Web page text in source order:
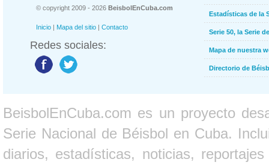
© copyright 2009 - 2026 BeisbolEnCuba.com
Inicio | Mapa del sitio | Contacto
Redes sociales:
Estadísticas de la
Serie 50, la Serie
Mapa de nuestra
Directorio de
BeisbolEnCuba.com es un proyecto
Serie Nacional de Béisbol en Cuba.
diarios, estadísticas, noticias,